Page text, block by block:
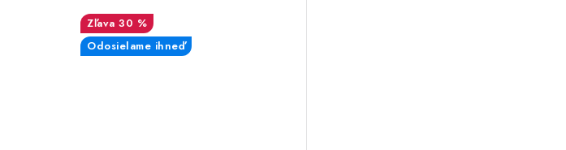
30 %
Odosielame ihneď